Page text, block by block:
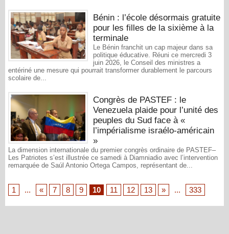
Bénin : l’école désormais gratuite
pour les filles de la sixième à la
terminale
Le Bénin franchit un cap majeur dans sa
politique éducative. Réuni ce mercredi 3
juin 2026, le Conseil des ministres a
entériné une mesure qui pourrait transformer durablement le parcours
scolaire de...
Congrès de PASTEF : le
Venezuela plaide pour l’unité des
peuples du Sud face à «
l’impérialisme israélo-américain
»
La dimension internationale du premier congrès ordinaire de PASTEF–
Les Patriotes s’est illustrée ce samedi à Diamniadio avec l’intervention
remarquée de Saúl Antonio Ortega Campos, représentant de...
1 ... « 7 8 9 10 11 12 13 » ... 333